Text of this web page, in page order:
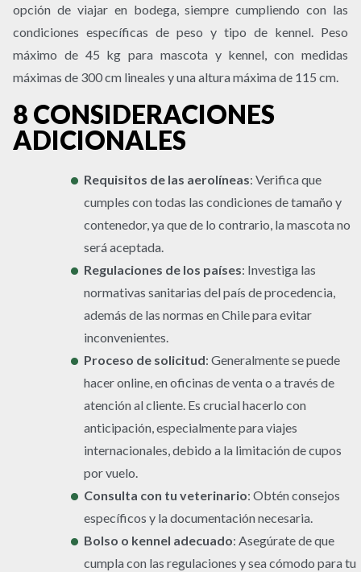
opción de viajar en bodega, siempre cumpliendo con las
condiciones específicas de peso y tipo de kennel. Peso
máximo de 45 kg para mascota y kennel, con medidas
máximas de 300 cm lineales y una altura máxima de 115 cm.
8 CONSIDERACIONES
ADICIONALES
Requisitos de las aerolíneas: Verifica que
cumples con todas las condiciones de tamaño y
contenedor, ya que de lo contrario, la mascota no
será aceptada.
Regulaciones de los países: Investiga las
normativas sanitarias del país de procedencia,
además de las normas en Chile para evitar
inconvenientes.
Proceso de solicitud: Generalmente se puede
hacer online, en oficinas de venta o a través de
atención al cliente. Es crucial hacerlo con
anticipación, especialmente para viajes
internacionales, debido a la limitación de cupos
por vuelo.
Consulta con tu veterinario: Obtén consejos
específicos y la documentación necesaria.
Bolso o kennel adecuado: Asegúrate de que
cumpla con las regulaciones y sea cómodo para tu